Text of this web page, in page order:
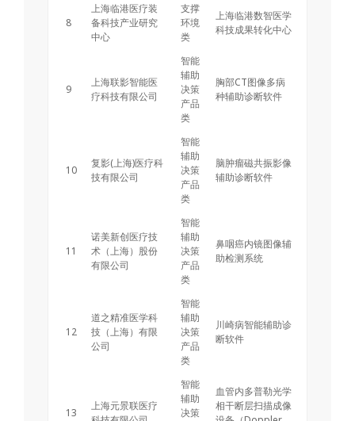
8
上海临港医疗装
备科技产业研究
中心
支撑
环境
类
上海临港数智医学
科技成果转化中心
9
上海联影智能医
疗科技有限公司
智能
辅助
决策
产品
类
胸部CT图像多病
种辅助诊断软件
10
复影(上海)医疗科
技有限公司
智能
辅助
决策
产品
类
脑肿瘤磁共振影像
辅助诊断软件
11
诺美新创医疗技
术（上海）股份
有限公司
智能
辅助
决策
产品
类
鼻咽癌内镜图像辅
助检测系统
12
道之精准医学科
技（上海）有限
公司
智能
辅助
决策
产品
类
川崎病智能辅助诊
断软件
13
上海元景联医疗
智能
辅助
决策
血管内多普勒光学
相干断层扫描成像